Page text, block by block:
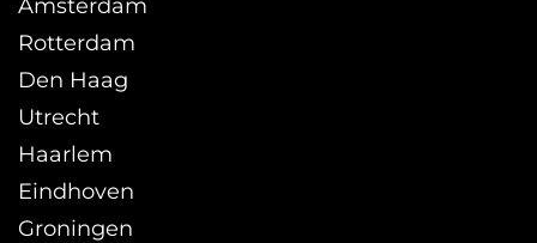
Amsterdam
Rotterdam
Den Haag
Utrecht
Haarlem
Eindhoven
Groningen